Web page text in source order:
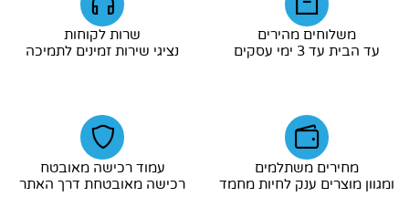
משלוחים מהירים
עד הבית עד 3 ימי עסקים
שרות לקוחות
נציגי שירות זמינים לתמיכה
מחירים משתלמים
ומגוון מוצרים ענק לחיות מחמד
עמוד רכישה מאובטח
רכישה מאובטחת דרך האתר